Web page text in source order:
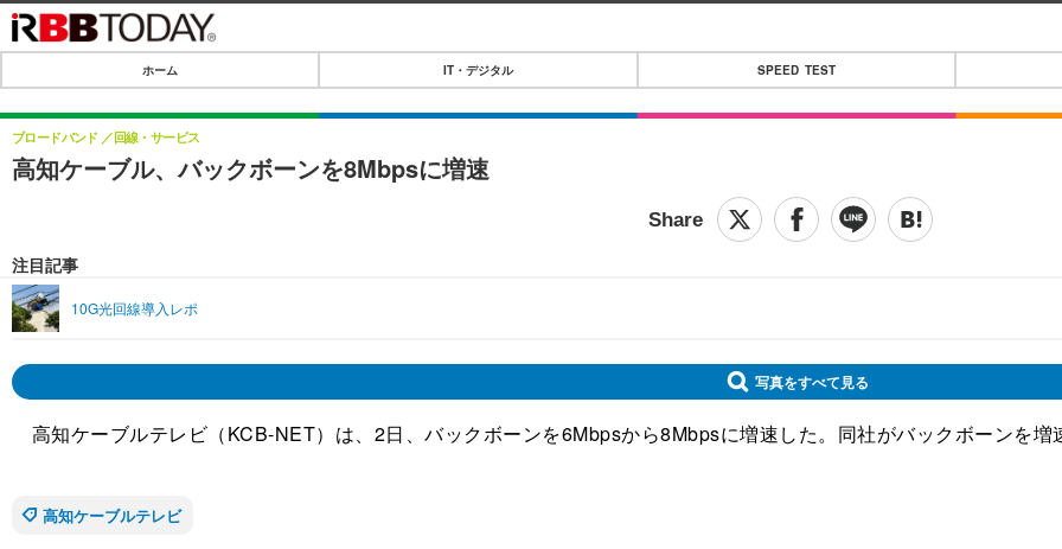
IT・デジタル
IT・デジタルTOP
SPEED TEST
音楽
ライフ
その他
リリース一覧
ホーム IT・デジタル SPEED TEST
高知ケーブル、バックボーンを8Mbpsに増速
ブロードバンド 回線・サービス
注目記事
10G光回線導入レポ
写真をすべて見る
高知ケーブルテレビ（KCB-NET）は、2日、バックボーンを6Mbpsから8Mbpsに増速した。同社がバックボーンを増
高知ケーブルテレビ